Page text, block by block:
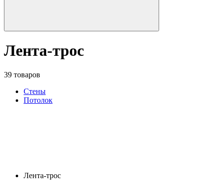
Лента-трос
39 товаров
Стены
Потолок
Лента-трос